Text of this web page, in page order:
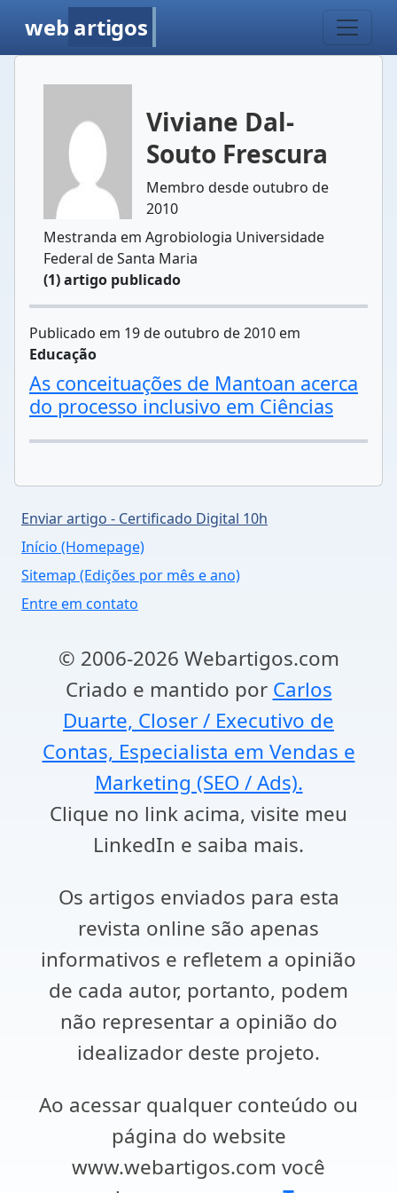
web artigos
Viviane Dal-
Souto Frescura
Membro desde outubro de
2010
Mestranda em Agrobiologia Universidade
Federal de Santa Maria
(1) artigo publicado
Publicado em 19 de outubro de 2010 em
Educação
As conceituações de Mantoan acerca
do processo inclusivo em Ciências
Enviar artigo - Certificado Digital 10h
Início (Homepage)
Sitemap (Edições por mês e ano)
Entre em contato
© 2006-2026 Webartigos.com
Criado e mantido por Carlos
Duarte, Closer / Executivo de
Contas, Especialista em Vendas e
Marketing (SEO / Ads).
Clique no link acima, visite meu
LinkedIn e saiba mais.
Os artigos enviados para esta
revista online são apenas
informativos e refletem a opinião
de cada autor, portanto, podem
não representar a opinião do
idealizador deste projeto.
Ao acessar qualquer conteúdo ou
página do website
www.webartigos.com você